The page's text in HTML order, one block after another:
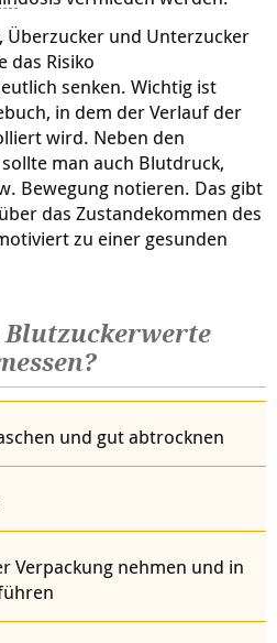
und Unterzucker
das Risiko
senken. Wichtig ist
in dem der Verlauf der
wird. Neben den
man auch Blutdruck,
Bewegung notieren. Das gibt
das Zustandekommen des
zu einer gesunden
Blutzuckerwerte
und gut abtrocknen
Verpackung nehmen und in